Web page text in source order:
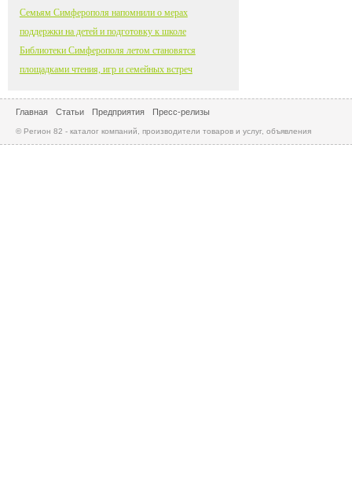
Семьям Симферополя напомнили о мерах
поддержки на детей и подготовку к школе
Библиотеки Симферополя летом становятся
площадками чтения, игр и семейных встреч
Главная Статьи Предприятия Пресс-релизы
© Регион 82 - каталог компаний, производители товаров и услуг, объявления